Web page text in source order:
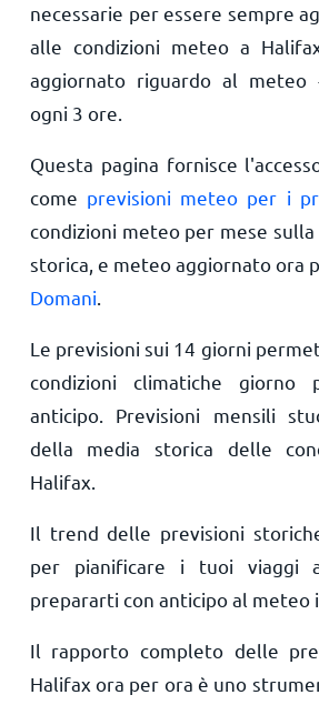
necessarie per essere sempre
alle condizioni meteo a
aggiornato riguardo al meteo
ogni 3 ore.
Questa pagina fornisce
come previsioni meteo per i
condizioni meteo per mese
storica, e meteo aggiornato ora
Domani
Le previsioni sui 14 giorni
condizioni climatiche giorno
anticipo. Previsioni mensili
della media storica delle
Halifax.
Il trend delle previsioni
per pianificare i tuoi viaggi
prepararti con anticipo al meteo
Il rapporto completo delle
Halifax ora per ora è uno